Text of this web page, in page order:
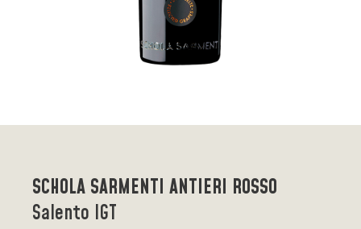
SCHOLA SARMENTI ANTIERI ROSSO
Salento IGT